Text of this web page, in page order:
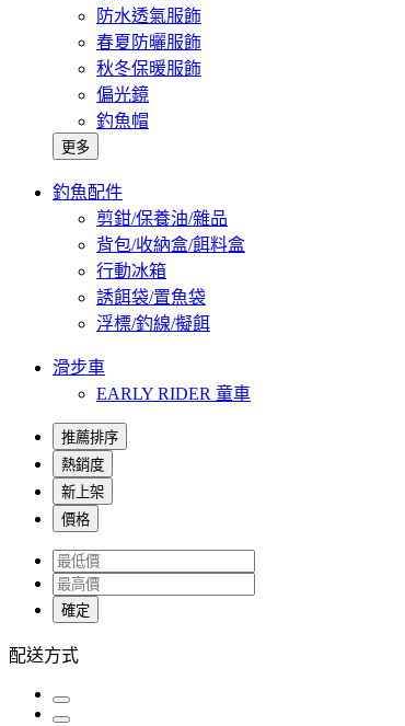
防水透氣服飾
春夏防曬服飾
秋冬保暖服飾
偏光鏡
釣魚帽
更多
釣魚配件
剪鉗/保養油/雜品
背包/收納盒/餌料盒
行動冰箱
誘餌袋/置魚袋
浮標/釣線/擬餌
滑步車
EARLY RIDER 童車
推薦排序
熱銷度
新上架
價格
確定
配送方式